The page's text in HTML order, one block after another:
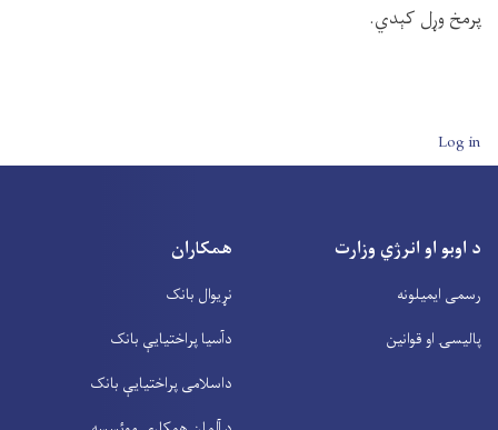
پرمخ وړل کېدي.
User account menu
Log in
د اوبو او انرژي وزارت
رسمی ایمیلونه
پالیسۍ او قوانین
همکاران
نړیوال بانک
دآسیا پراختیايې بانک
داسلامی پراختیايې بانک